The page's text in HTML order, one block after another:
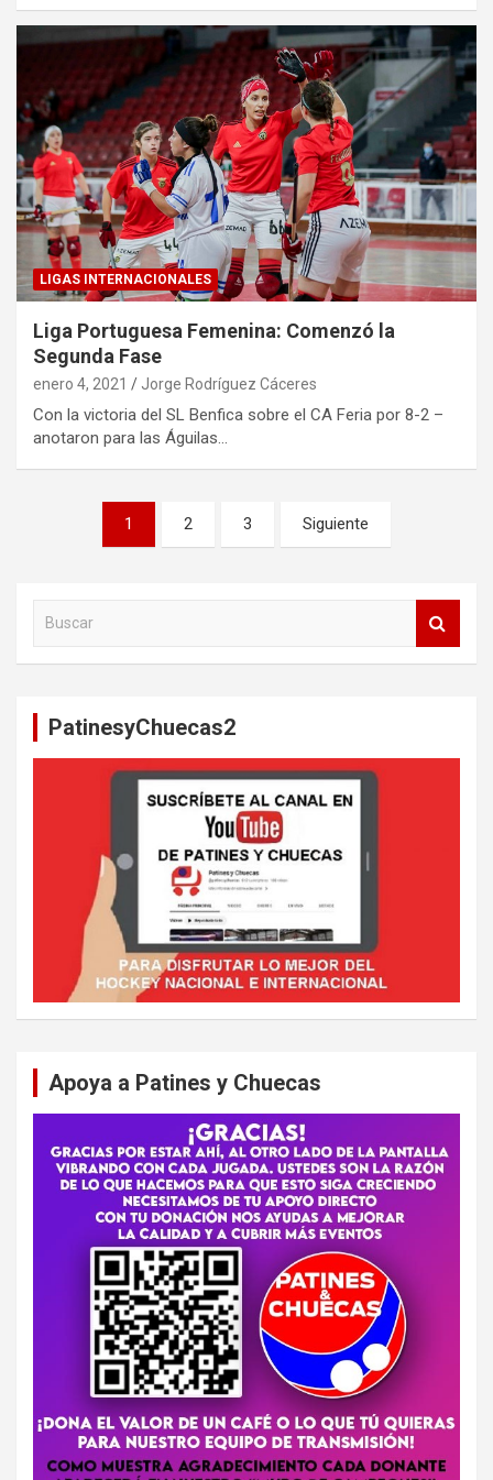
LIGAS INTERNACIONALES
Liga Portuguesa Femenina: Comenzó la
Segunda Fase
enero 4, 2021 Jorge Rodríguez Cáceres
Con la victoria del SL Benfica sobre el CA Feria por 8-2 –
anotaron para las Águilas…
Paginación
1 2 3 Siguiente
PatinesyChuecas2
Apoya a Patines y Chuecas